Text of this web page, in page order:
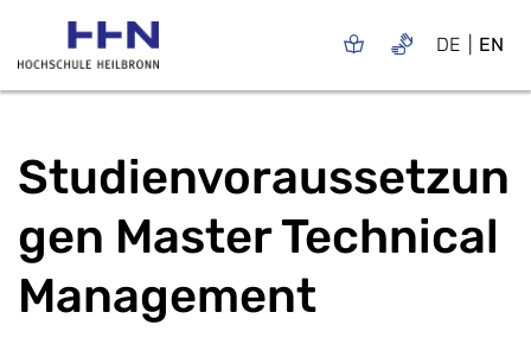
DE EN
Studienvoraussetzun
gen Master Technical
Management